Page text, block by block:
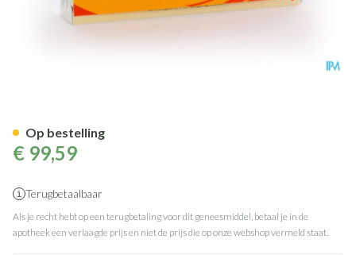
€ 99,59
Terugbetaalbaar
Als je recht hebt op een terugbetaling voor dit geneesmiddel, betaal je in de
apotheek een verlaagde prijs en niet de prijs die op onze webshop vermeld staat.
Op bestelling